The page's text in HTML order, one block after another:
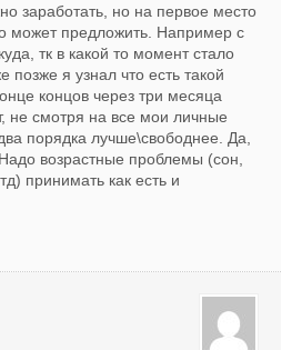
заработать, но на первое место
может предложить. Например с
тк в какой то момент стало
я узнал что есть такой
концов через три месяца
не смотря на все мои личные
порядка лучше\свободнее. Да,
возрастные проблемы (сон,
принимать как есть и